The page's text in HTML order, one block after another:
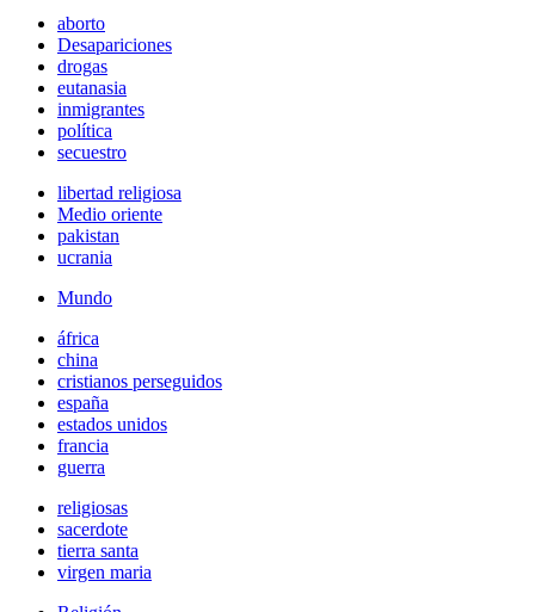
aborto
Desapariciones
drogas
eutanasia
inmigrantes
política
secuestro
libertad religiosa
Medio oriente
pakistan
ucrania
Mundo
áfrica
china
cristianos perseguidos
españa
estados unidos
francia
guerra
religiosas
sacerdote
tierra santa
virgen maria